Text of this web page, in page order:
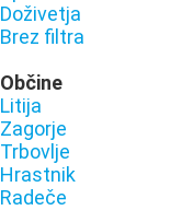
Doživetja
Brez filtra
Občine
Litija
Zagorje
Trbovlje
Hrastnik
Radeče